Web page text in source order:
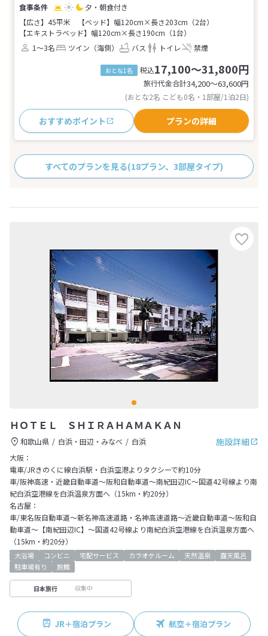
夕・朝食付き
【広さ】45平米
【ベッド】幅120cm×長さ203cm（2台）
【エキストラベッド】幅120cm×長さ190cm（1台）
1～3名
ツイン（海側） バス トイレ 禁煙
おとな1名 税込17,100～31,800円
旅行代金合計34,200〜63,600円
(おとな2名 こども0名・1部屋/1泊2日)
おすすめポイント プランの詳細
すべてのプランを見る(18プラン、3部屋タイプ)
ＨＯＴＥＬ ＳＨＩＲＡＨＡＭＡＫＡＮ
施設詳細
和歌山県 白浜・田辺・みなべ
白浜
大阪：
電車/JRきのくに線白浜駅・白浜空港よりタクシーで約10分
車/阪神高速・近畿自動車道～阪和自動車道～南紀田辺IC～国道42号線より南
紀白浜空港線を白浜温泉方面へ（15km・約20分）
名古屋：
車/東名阪自動車道～新名神高速道路・名神高速道路～近畿自動車道～阪和自
動車道～【南紀田辺IC】～国道42号線より南紀白浜空港線を白浜温泉方面へ
（15km・約20分）
大浴場 コンビニ 宅配サービス カラオケルーム 天然温泉
露天風呂
駐車場有り
旅館
日本旅行 収集中
JR＋宿泊プラン 航空＋宿泊プラン